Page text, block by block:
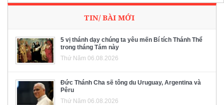
TIN/ BÀI MỚI
5 vị thánh dạy chúng ta yêu mến Bí tích Thánh Thể
trong tháng Tám này
Thứ Năm 06.08.2026
Đức Thánh Cha sẽ tông du Uruguay, Argentina và
Pêru
Thứ Năm 06.08.2026